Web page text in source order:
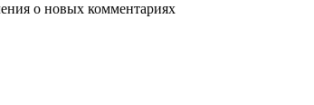
о новых комментариях